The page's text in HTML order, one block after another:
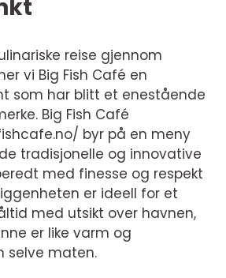
reise gjennom
vi Big Fish Café en
som har blitt et enestående
Big Fish Café
byr på en meny
tradisjonelle og innovative
med finesse og respekt
er ideell for et
med utsikt over havnen,
er like varm og
selve maten.